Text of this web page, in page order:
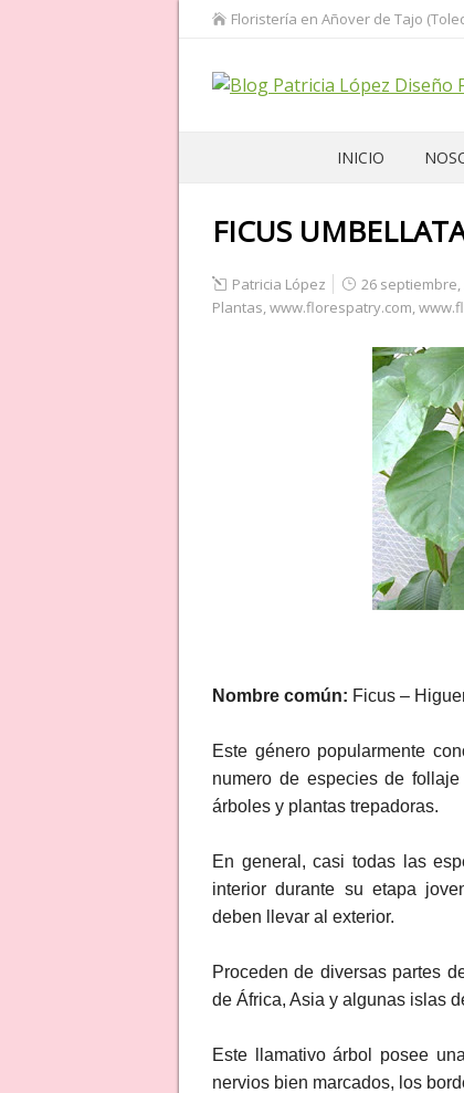
Floristería en Añover de Tajo
INICIO
FICUS
Patricia López 26 septiembre,
Plantas,www.florespatry.com,
Nombre común: Ficus –
Este género popularmente
numero de especies de
árboles y plantas trepadoras.
En general, casi todas las
interior durante su etapa
deben llevar al exterior.
Proceden de diversas partes
de África, Asia y algunas islas
Este llamativo árbol posee
nervios bien marcados, los